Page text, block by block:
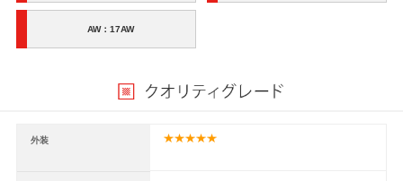
AW：17AW
外装